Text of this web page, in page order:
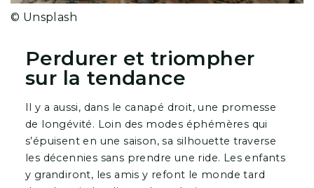
© Unsplash
Perdurer et triompher
sur la tendance
Il y a aussi, dans le canapé droit, une promesse
de longévité. Loin des modes éphémères qui
s’épuisent en une saison, sa silhouette traverse
les décennies sans prendre une ride. Les enfants
y grandiront, les amis y refont le monde tard